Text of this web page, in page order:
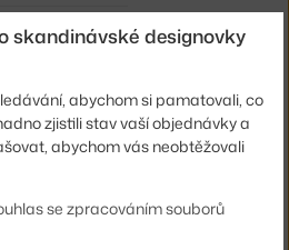
polypropylen
AA51-01UF
skandinávské designovky
abychom si pamatovali, co
zjistili stav vaší objednávky a
abychom vás neobtěžovali
se zpracováním souborů